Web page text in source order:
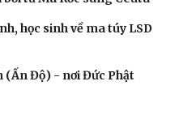
học sinh về ma túy LSD
(Ấn Độ) - nơi Đức Phật